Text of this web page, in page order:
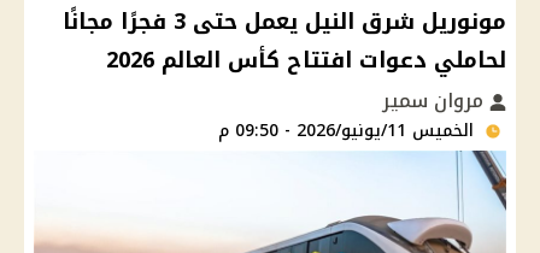
مونوريل شرق النيل يعمل حتى 3 فجرًا مجانًا
لحاملي دعوات افتتاح كأس العالم 2026
مروان سمير
الخميس 11/يونيو/2026 - 09:50 م